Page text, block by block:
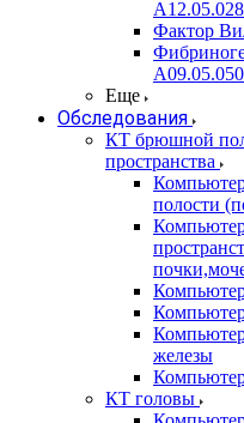
Фактор
Еще
Обследования
КТ брюшной
пространства
полости
железы
КТ головы